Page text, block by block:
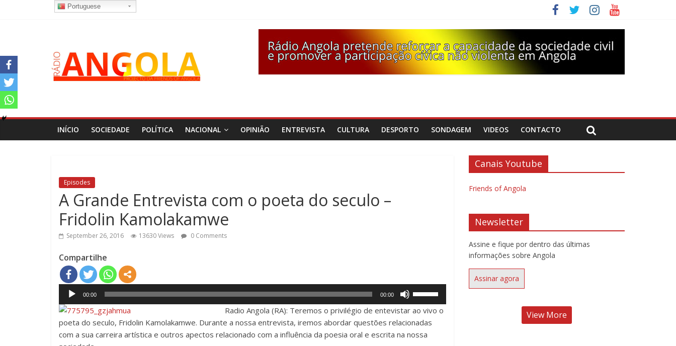
INÍCIO SOCIEDADE POLÍTICA NACIONAL OPINIÃO ENTREVISTA CULTURA DESPORTO SONDAGEM VIDEOS CONTACTO
Episodes
A Grande Entrevista com o poeta do seculo –
Fridolin Kamolakamwe
September 26, 2016 13630 Views 0 Comments
Compartilhe
Audio
Player
00:00 00:00
Up/Down
Arrow
keys
to
Radio Angola (RA): Teremos o privilégio de entevistar ao vivo o
poeta do seculo, Fridolin Kamolakamwe. Durante a nossa entrevista, iremos abordar questões relacionadas
com a sua carreira artística e outros apectos relacionado com a influência da poesia oral e escrita na nossa
Canais Youtube
Friends of Angola
Newsletter
Assine e fique por dentro das últimas
informações sobre Angola
Assinar agora
View More
Portuguese